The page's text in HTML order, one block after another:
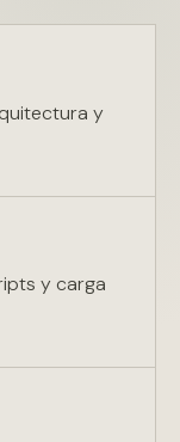
y
y carga